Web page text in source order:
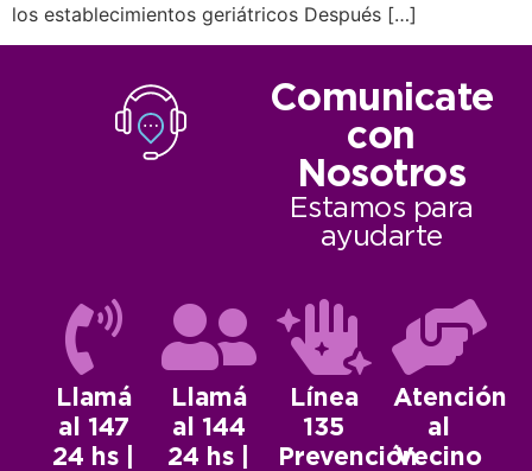
los establecimientos geriátricos Después […]
Comunicate
con
Nosotros
Estamos para
ayudarte
Llamá
al 147
24 hs |
Llamá
al 144
24 hs |
Línea
135
Prevención
Atención
al
Vecino